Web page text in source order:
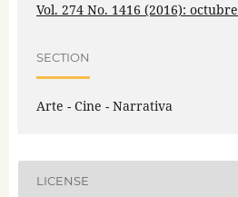
Vol. 274 No. 1416 (2016): octubre
SECTION
Arte - Cine - Narrativa
LICENSE